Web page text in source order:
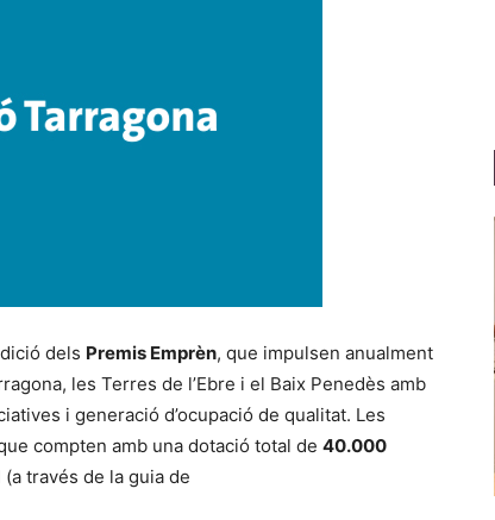
dels Premis Emprèn, que impulsen anualment
les Terres de l’Ebre i el Baix Penedès amb
i generació d’ocupació de qualitat. Les
compten amb una dotació total de 40.000
través de la guia de